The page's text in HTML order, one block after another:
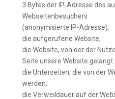
3 Bytes der IP-Adresse des
Webseitenbesuchers
(anonymisierte IP-Adresse),
die aufgerufene Website,
die Website, von der der
Seite unsere Website
die Unterseiten, die von der
werden,
die Verweildauer auf der